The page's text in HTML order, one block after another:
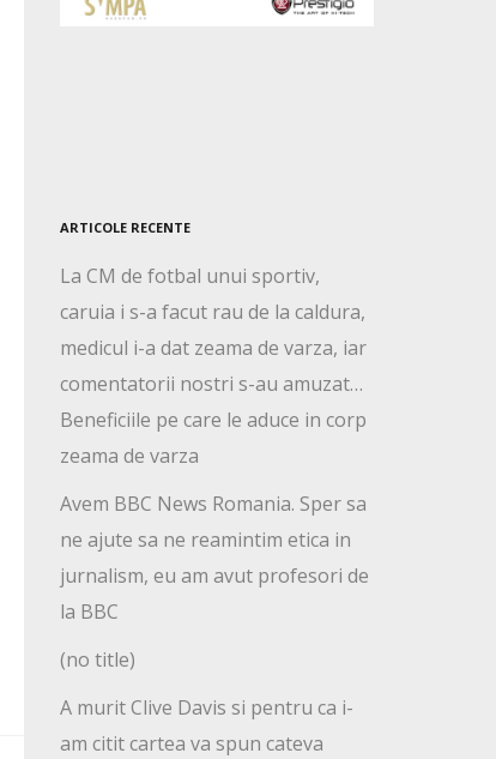
ARTICOLE RECENTE
La CM de fotbal unui sportiv,
caruia i s-a facut rau de la caldura,
medicul i-a dat zeama de varza, iar
comentatorii nostri s-au amuzat…
Beneficiile pe care le aduce in corp
zeama de varza
Avem BBC News Romania. Sper sa
ne ajute sa ne reamintim etica in
jurnalism, eu am avut profesori de
la BBC
(no title)
A murit Clive Davis si pentru ca i-
am citit cartea va spun cateva